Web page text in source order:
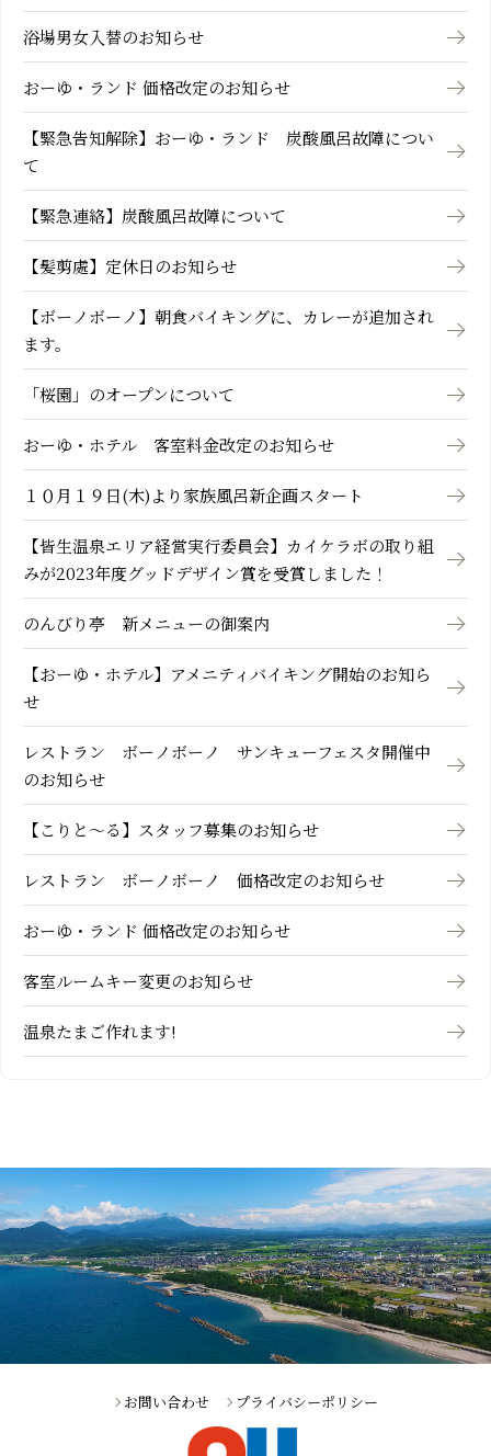
浴場男女入替のお知らせ
おーゆ・ランド 価格改定のお知らせ
【緊急告知解除】おーゆ・ランド 炭酸風呂故障につい
て
【緊急連絡】炭酸風呂故障について
【髪剪處】定休日のお知らせ
【ボーノボーノ】朝食バイキングに、カレーが追加され
ます。
「桜園」のオープンについて
おーゆ・ホテル 客室料金改定のお知らせ
１０月１９日(木)より家族風呂新企画スタート
【皆生温泉エリア経営実行委員会】カイケラボの取り組
みが2023年度グッドデザイン賞を受賞しました！
のんびり亭 新メニューの御案内
【おーゆ・ホテル】アメニティバイキング開始のお知ら
せ
レストラン ボーノボーノ サンキューフェスタ開催中
のお知らせ
【こりと～る】スタッフ募集のお知らせ
レストラン ボーノボーノ 価格改定のお知らせ
おーゆ・ランド 価格改定のお知らせ
客室ルームキー変更のお知らせ
温泉たまご作れます!
お問い合わせ プライバシーポリシー